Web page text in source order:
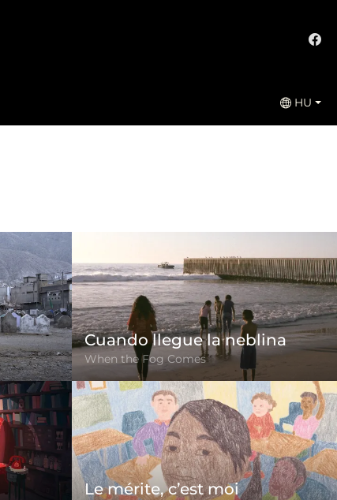
HU
Cuando llegue la neblina
When the Fog Comes
Le mérite, c’est moi